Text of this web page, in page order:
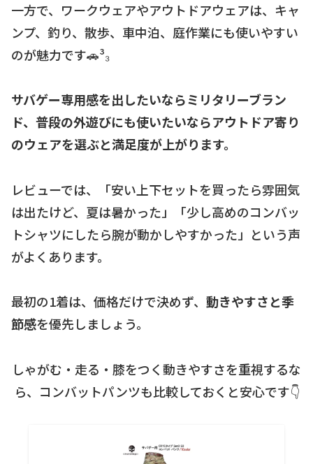
一方で、ワークウェアやアウトドアウェアは、キャ
ンプ、釣り、散歩、車中泊、庭作業にも使いやすい
のが魅力です🚗³₃
サバゲー専用感を出したいならミリタリーブラン
ド、普段の外遊びにも使いたいならアウトドア寄り
のウェアを選ぶと満足度が上がります。
レビューでは、「安い上下セットを買ったら雰囲気
は出たけど、夏は暑かった」「少し高めのコンバッ
トシャツにしたら腕が動かしやすかった」という声
がよくあります。
最初の1着は、価格だけで決めず、 動きやすさと季
節感を優先しましょう。
しゃがむ・走る・膝をつく動きやすさを重視するな
ら、コンバットパンツも比較しておくと安心です👇